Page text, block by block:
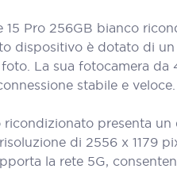
15 Pro 256GB bianco
dispositivo è dotato di
La sua fotocamera
stabile e veloce.
ricondizionato presenta
di 2556 x 1179
la rete 5G,